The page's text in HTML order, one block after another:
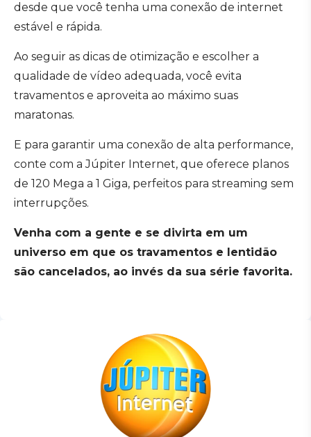
desde que você tenha uma conexão de internet
estável e rápida.
Ao seguir as dicas de otimização e escolher a
qualidade de vídeo adequada, você evita
travamentos e aproveita ao máximo suas
maratonas.
E para garantir uma conexão de alta performance,
conte com a Júpiter Internet, que oferece planos
de 120 Mega a 1 Giga, perfeitos para streaming sem
interrupções.
Venha com a gente e se divirta em um
universo em que os travamentos e lentidão
são cancelados, ao invés da sua série favorita.